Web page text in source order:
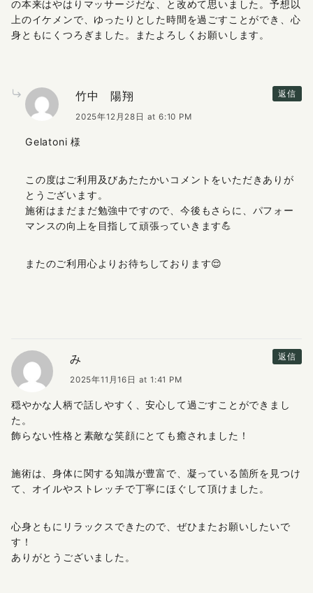
の本来はやはりマッサージだな、と改めて思いました。予想以
上のイケメンで、ゆったりとした時間を過ごすことができ、心
身ともにくつろぎました。またよろしくお願いします。
返信
竹中 陽翔
2025年12月28日 at 6:10 PM
Gelatoni 様
この度はご利用及びあたたかいコメントをいただきありが
とうございます。
施術はまだまだ勉強中ですので、今後もさらに、パフォー
マンスの向上を目指して頑張っていきます💪
またのご利用心よりお待ちしております😌
返信
み
2025年11月16日 at 1:41 PM
穏やかな人柄で話しやすく、安心して過ごすことができまし
た。
飾らない性格と素敵な笑顔にとても癒されました！
施術は、身体に関する知識が豊富で、凝っている箇所を見つけ
て、オイルやストレッチで丁寧にほぐして頂けました。
心身ともにリラックスできたので、ぜひまたお願いしたいで
す！
ありがとうございました。